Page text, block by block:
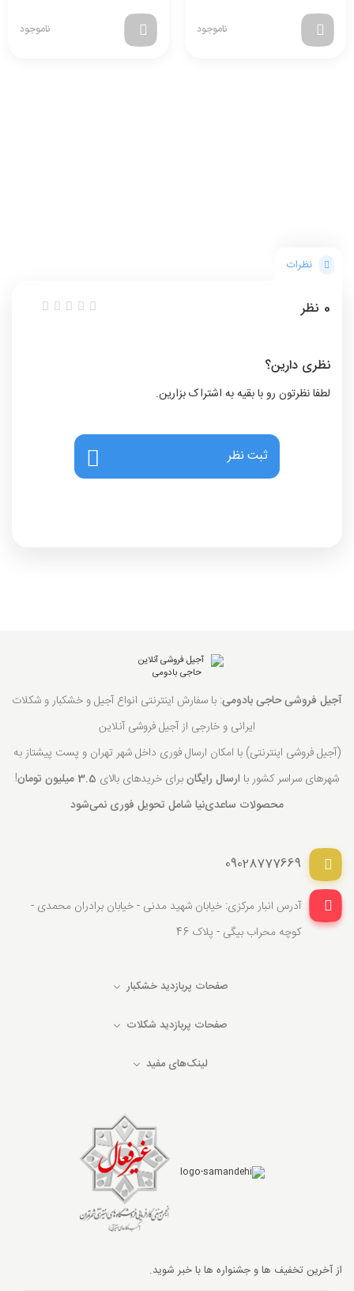
ناموجود ناموجود
نظرات
0 نظر
نظری دارین؟
لطفا نظرتون رو با بقیه به اشتراک بزارین.
ثبت نظر
آجیل فروشی حاجی بادومی: با سفارش اینترنتی انواع آجیل و خشکبار و شکلات
ایرانی و خارجی از آجیل فروشی آنلاین
(آجیل فروشی اینترنتی) با امکان ارسال فوری داخل شهر تهران و پست پیشتاز به
شهرهای سراسر کشور با ارسال رایگانبرای خریدهای بالای 3.5 میلیون تومان
!
محصولات ساعدی‌نیا شامل تحویل فوری نمی‌شود
09028777669
آدرس انبار مرکزی: خیابان شهید مدنی - خیابان برادران محمدی -
کوچه محراب بیگی - پلاک 46
صفحات پربازدید خشکبار
صفحات پربازدید شکلات
لینک‌های مفید
از آخرین تخفیف ها و جشنواره ها با خبر شوید.